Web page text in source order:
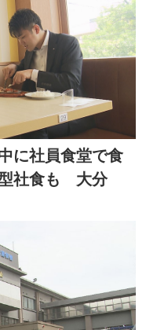
に社員食堂で食
社食も 大分